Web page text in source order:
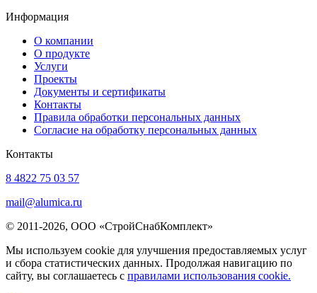
Информация
О компании
О продукте
Услуги
Проекты
Документы и сертификаты
Контакты
Правила обработки персональных данных
Согласие на обработку персональных данных
Контакты
8 4822 75 03 57
mail@alumica.ru
© 2011-2026, ООО «СтройСнабКомплект»
Мы используем cookie для улучшения предоставляемых услуг
и сбора статистических данных. Продолжая навигацию по
сайту, вы соглашаетесь с правилами использования cookie.